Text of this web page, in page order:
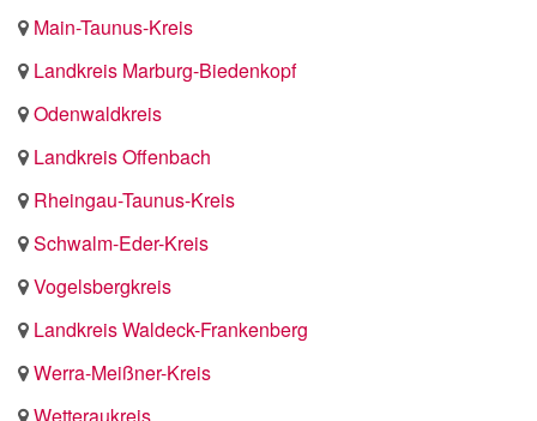
Main-Taunus-Kreis
Landkreis Marburg-Biedenkopf
Odenwaldkreis
Landkreis Offenbach
Rheingau-Taunus-Kreis
Schwalm-Eder-Kreis
Vogelsbergkreis
Landkreis Waldeck-Frankenberg
Werra-Meißner-Kreis